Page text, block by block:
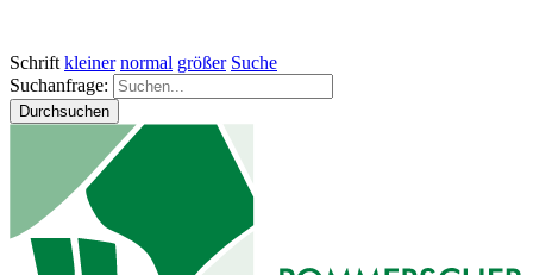
Schrift kleiner normal größer Suche
Suchanfrage:
Durchsuchen